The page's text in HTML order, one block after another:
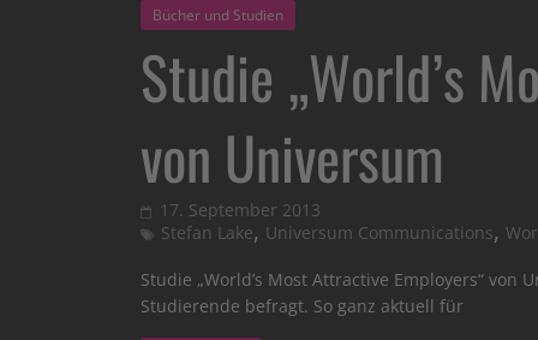
Bücher und Studien
Studie „World’s
von Universum
17. September 2013
Stefan Lake, Universum Communications,
Studie „World’s Most Attractive Employers“
Studierende befragt. So ganz aktuell für